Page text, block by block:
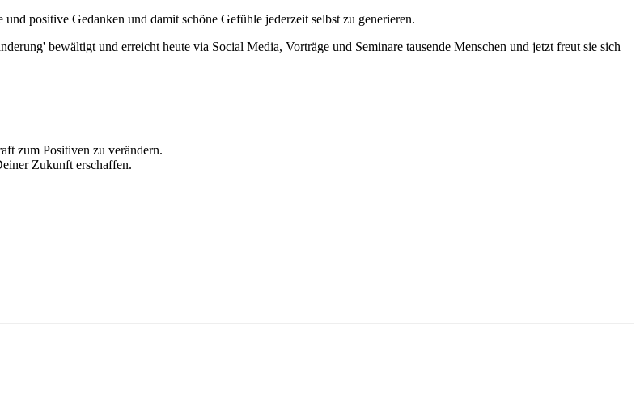
positive Gedanken und damit schöne Gefühle jederzeit selbst zu generieren.
bewältigt und erreicht heute via Social Media, Vorträge und Seminare tausende Menschen und jetzt freut sie sich
zum Positiven zu verändern.
Zukunft erschaffen.